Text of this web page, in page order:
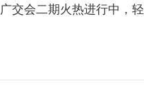
广交会二期火热进行中，轻工国际展位再现热潮